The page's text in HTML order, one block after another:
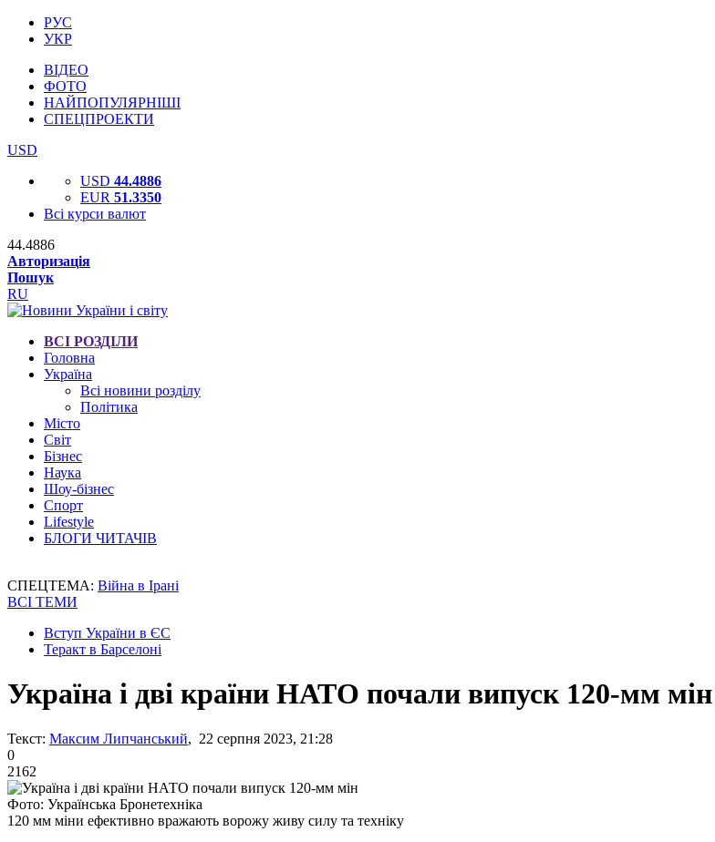
РУС
УКР
ВІДЕО
ФОТО
НАЙПОПУЛЯРНІШІ
СПЕЦПРОЕКТИ
USD
USD 44.4886
EUR 51.3350
Всі курси валют
44.4886
Авторизація
Пошук
RU
ВСІ РОЗДІЛИ
Головна
Україна
Всі новини розділу
Політика
Місто
Світ
Бізнес
Наука
Шоу-бізнес
Спорт
Lifestyle
БЛОГИ ЧИТАЧІВ
СПЕЦТЕМА: Війна в Ірані
ВСІ ТЕМИ
Вступ України в ЄС
Теракт в Барселоні
Україна і дві країни НАТО почали випуск 120-мм мін
Текст: Максим Липчанський, 22 серпня 2023, 21:28
0
2162
Фото: Українська Бронетехніка
120 мм міни ефективно вражають ворожу живу силу та техніку